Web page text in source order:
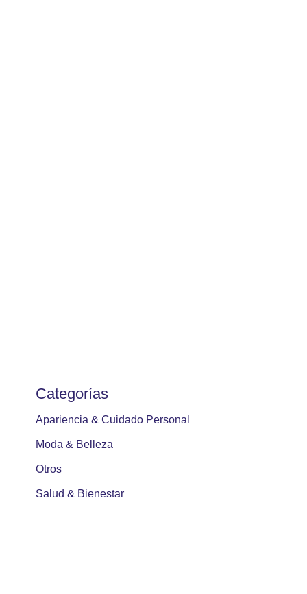
Categorías
Apariencia & Cuidado Personal
Moda & Belleza
Otros
Salud & Bienestar